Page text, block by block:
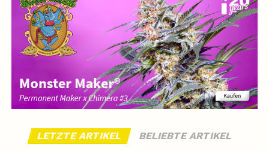
LETZTE ARTIKEL BELIEBTE ARTIKEL